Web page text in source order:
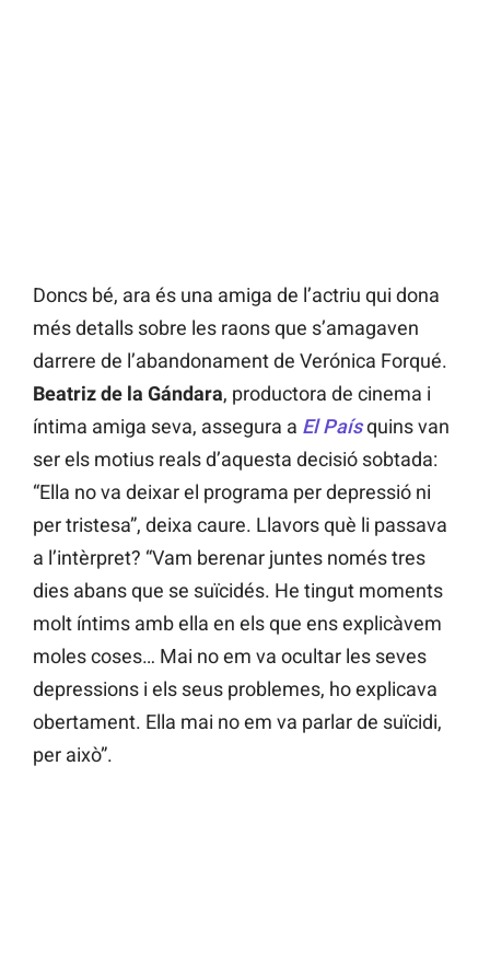
Doncs bé, ara és una amiga de l’actriu qui dona
més detalls sobre les raons que s’amagaven
darrere de l’abandonament de Verónica Forqué.
Beatriz de la Gándara, productora de cinema i
íntima amiga seva, assegura a El Paísquins van
ser els motius reals d’aquesta decisió sobtada:
“Ella no va deixar el programa per depressió ni
per tristesa”, deixa caure. Llavors què li passava
a l’intèrpret? “Vam berenar juntes només tres
dies abans que se suïcidés. He tingut moments
molt íntims amb ella en els que ens explicàvem
moles coses… Mai no em va ocultar les seves
depressions i els seus problemes, ho explicava
obertament. Ella mai no em va parlar de suïcidi,
per això”.